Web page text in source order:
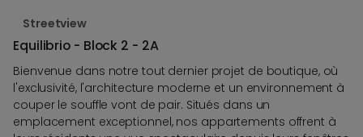
Streetview
Equilibrio - Block 2 - 2A
Bienvenue dans notre tout dernier projet de boutique, où
l'exclusivité, l'architecture moderne et un environnement à
couper le souffle vont de pair. Situés dans un
emplacement exceptionnel, nos appartements offrent à